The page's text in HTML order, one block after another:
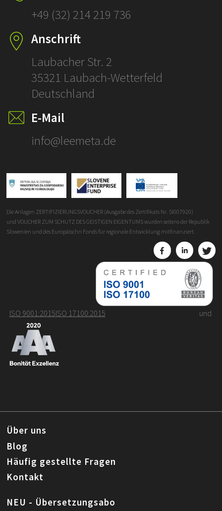
+49 (32) 214 219 736
Anschrift
Laubacher Str. 2
35321 Laubach-Wetterfeld
Deutschland
E-Mail
info@leemeta.de
Die Anlagen ZERTIFIZIERUNGSVOUCHER (Ausgabe des Zertifikats Nr. SI007920)
und VOUCHER ZUM SCHUTZ DES GEISTIGEN EIGENTUMS wurden seitens der Republik
Slowenien und des Europäischn Fonds für regionale Entwicklung mitfinanziert.
ISO 9001:2015 und
ISO 17100:2015
Über uns
Blog
Häufig gestellte Fragen
Kontakt
NEU - Übersetzungsabo